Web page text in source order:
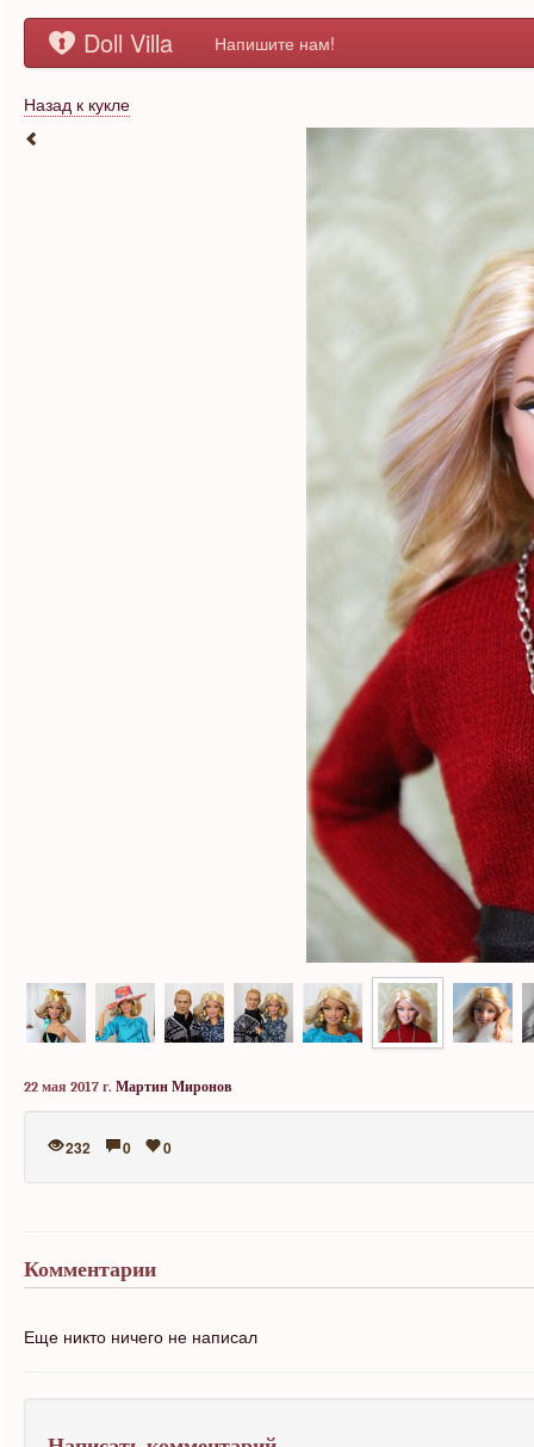
Doll Villa Напишите нам!
Назад к кукле
22 мая 2017 г. Мартин Миронов
232 0 0
Комментарии
Еще никто ничего не написал